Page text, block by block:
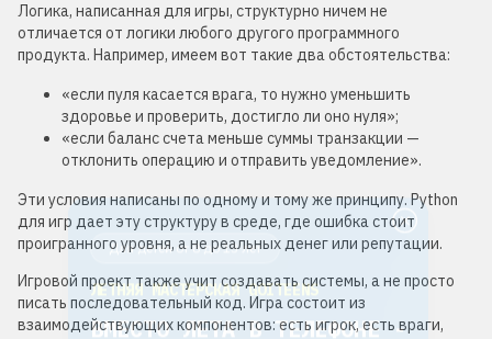
Логика, написанная для игры, структурно ничем не
отличается от логики любого другого программного
продукта. Например, имеем вот такие два обстоятельства:
«если пуля касается врага, то нужно уменьшить
здоровье и проверить, достигло ли оно нуля»;
«если баланс счета меньше суммы транзакции —
отклонить операцию и отправить уведомление».
Эти условия написаны по одному и тому же принципу. Python
для игр дает эту структуру в среде, где ошибка стоит
проигранного уровня, а не реальных денег или репутации.
Игровой проект также учит создавать системы, а не просто
писать последовательный код. Игра состоит из
взаимодействующих компонентов: есть игрок, есть враги,
Для детей от 8 до 13 лет
ЛЕТНЯЯ МАСТЕРСКАЯ GOITEENS
ВМЕСТО ЛЕТА В ТЕЛЕФОНЕ -
8+ ГОТОВЫХ ПРОЕКТОВ ЗА 4